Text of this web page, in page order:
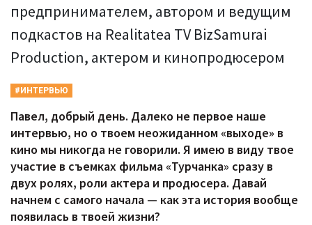
предпринимателем, автором и ведущим
подкастов на Realitatea TV BizSamurai
Production, актером и кинопродюсером
#ИНТЕРВЬЮ
Павел, добрый день. Далеко не первое наше
интервью, но о твоем неожиданном «выходе» в
кино мы никогда не говорили. Я имею в виду твое
участие в съемках фильма «Турчанка» сразу в
двух ролях, роли актера и продюсера. Давай
начнем с самого начала — как эта история вообще
появилась в твоей жизни?